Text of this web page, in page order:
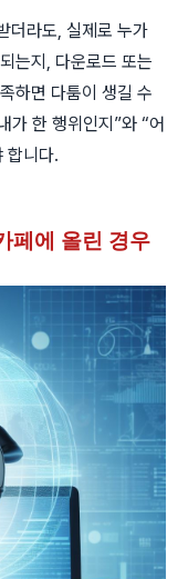
더라도, 실제로 누가
는지, 다운로드 또는
하면 다툼이 생길 수
가 한 행위인지”와 “어
합니다.
페에 올린 경우